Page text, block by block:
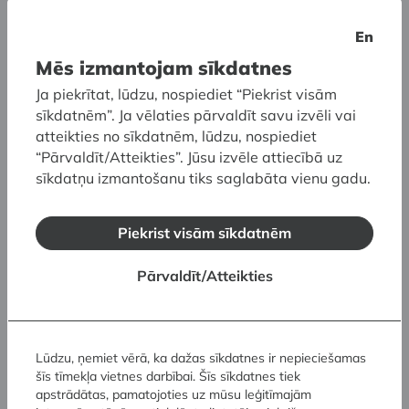
Gida pakalpojumus lūdzam pieteikt vismaz 2–3
nedēļas iepriekš:
T: (+371) 67 830 917
T: (+371) 60 001 328
dmdm@lnmm.lv
* uzrādot attiecīgu statusu apliecinošu
dokumentu, ieejas biļetes cena piemērojama
izglītojamajiem, studentiem, pensionāriem,
kurām piešķirts trūcīgas vai maznodrošinātas
personas statuss, bezdarbniekiem un Latvijas
Goda ģimenes apliecības individuālajiem
īpašniekiem.
En
Mēs izmantojam sīkdatnes
Ja piekrītat, lūdzu, nospiediet “Piekrist visām
sīkdatnēm”. Ja vēlaties pārvaldīt savu izvēli vai
atteikties no sīkdatnēm, lūdzu, nospiediet
“Pārvaldīt/Atteikties”. Jūsu izvēle attiecībā uz
sīkdatņu izmantošanu tiks saglabāta vienu gadu.
Piekrist visām sīkdatnēm
Pārvaldīt/Atteikties
Lūdzu, ņemiet vērā, ka dažas sīkdatnes ir nepieciešamas
šīs tīmekļa vietnes darbībai. Šīs sīkdatnes tiek
apstrādātas, pamatojoties uz mūsu leģitīmajām